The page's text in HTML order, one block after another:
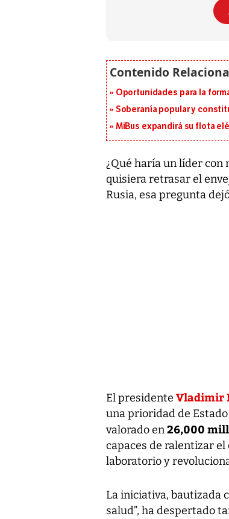
Oportunidades para la
Soberanía popular y
MiBus expandirá su flota
¿Qué haría un líder con
quisiera retrasar el
Rusia, esa pregunta
El presidente Vladimir
una prioridad de
valorado en26,000
capaces de ralentizar
laboratorio y
La iniciativa, bautizada
salud”, ha despertado